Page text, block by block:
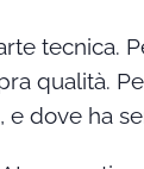
dove ha